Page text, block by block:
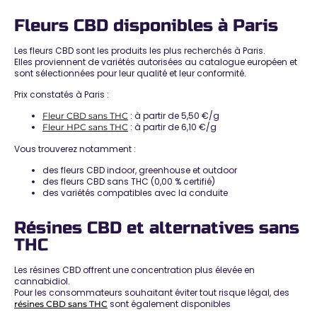
Fleurs CBD disponibles à Paris
Les fleurs CBDsont les produits les plus recherchés à Paris.
Elles proviennent de variétés autorisées au catalogue européen et
sont sélectionnées pour leur qualité et leur conformité.
Prix constatés à Paris :
Fleur CBD sans THC : à partir de5,50 €/g
Fleur HPC sans THC : à partir de6,10 €/g
Vous trouverez notamment :
des fleurs CBD indoor, greenhouse et outdoor
des fleurs CBD sans THC (0,00 % certifié)
des variétés compatibles avec la conduite
Résines CBD et alternatives sans
THC
Les résines CBDoffrent une concentration plus élevée en
cannabidiol.
Pour les consommateurs souhaitant éviter tout risque légal, des
résines CBD sans THC sont également disponibles